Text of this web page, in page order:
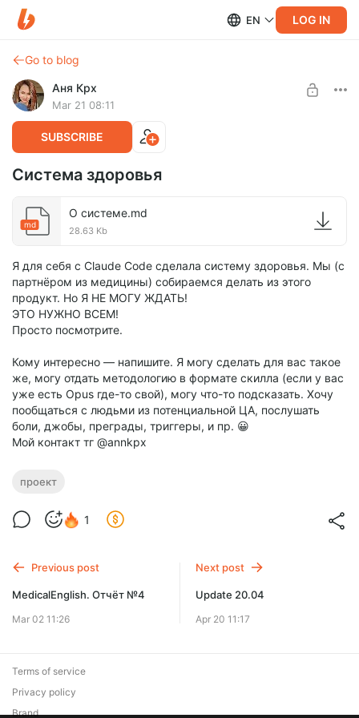
EN LOG IN
Go to blog
Аня Крх
Mar 21 08:11
SUBSCRIBE
Система здоровья
md
О системе.md
28.63 Kb
Я для себя с Claude Code сделала систему здоровья. Мы (с
партнёром из медицины) собираемся делать из этого
продукт. Но Я НЕ МОГУ ЖДАТЬ!
ЭТО НУЖНО ВСЕМ!
Просто посмотрите.
Кому интересно — напишите. Я могу сделать для вас такое
же, могу отдать методологию в формате скилла (если у вас
уже есть Opus где-то свой), могу что-то подсказать. Хочу
пообщаться с людьми из потенциальной ЦА, послушать
боли, джобы, преграды, триггеры, и пр. 😀
Мой контакт тг @annkpx
проект
1
Previous post
MedicalEnglish. Отчёт №4
Mar 02 11:26
Next post
Update 20.04
Apr 20 11:17
Terms of service
Privacy policy
Brand